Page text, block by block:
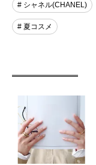
# シャネル(CHANEL)
# 夏コスメ